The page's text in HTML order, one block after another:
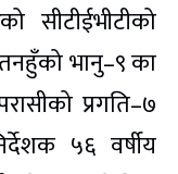
सीटीईभीटीको
भानु–९ का
प्रगति–७
५६ वर्षीय